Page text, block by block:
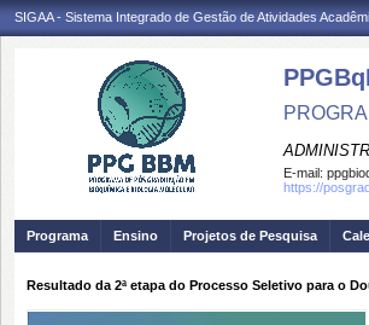
SIGAA - Sistema Integrado de Gestão de Atividades
E-mail:
https://
Programa Ensino Projetos de Pesquisa
Resultado da 2ª etapa do Processo Seletivo para o